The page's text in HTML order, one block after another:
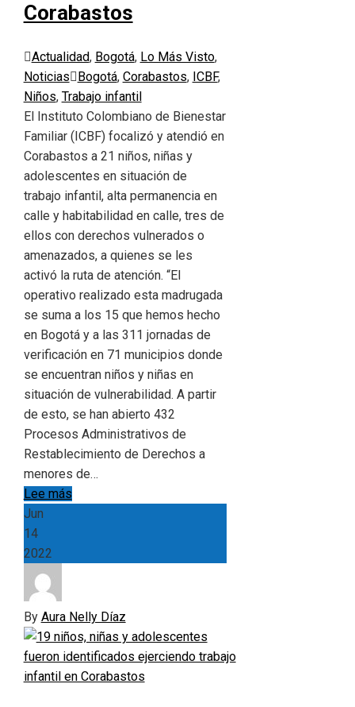
Corabastos
Actualidad, Bogotá, Lo Más Visto,
Noticias
Bogotá, Corabastos, ICBF,
Niños, Trabajo infantil
El Instituto Colombiano de Bienestar
Familiar (ICBF) focalizó y atendió en
Corabastos a 21 niños, niñas y
adolescentes en situación de
trabajo infantil, alta permanencia en
calle y habitabilidad en calle, tres de
ellos con derechos vulnerados o
amenazados, a quienes se les
activó la ruta de atención. “El
operativo realizado esta madrugada
se suma a los 15 que hemos hecho
en Bogotá y a las 311 jornadas de
verificación en 71 municipios donde
se encuentran niños y niñas en
situación de vulnerabilidad. A partir
de esto, se han abierto 432
Procesos Administrativos de
Restablecimiento de Derechos a
menores de…
Lee más
Jun
14
2022
By Aura Nelly Díaz